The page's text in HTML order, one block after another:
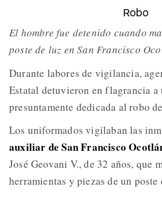
Robo
El hombre fue detenido cuando
poste de luz en San Francisco
Durante labores de vigilancia,
Estatal detuvieron en flagrancia a
presuntamente dedicada al robo
Los uniformados vigilaban las
auxiliar de San Francisco
José Geovani V., de 32 años, que
herramientas y piezas de un